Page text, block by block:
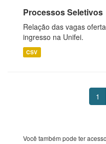
Processos Seletivos
Relação das vagas
ingresso na Unifei.
CSV
1
Você também pode ter